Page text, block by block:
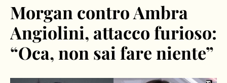
Morgan contro Ambra
Angiolini, attacco furioso:
“Oca, non sai fare niente”